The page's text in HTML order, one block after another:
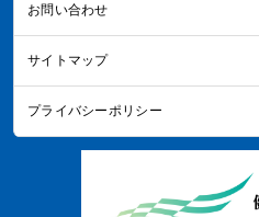
お問い合わせ
サイトマップ
プライバシーポリシー